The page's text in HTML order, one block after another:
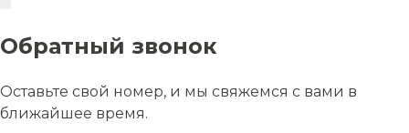
Обратный звонок
Оставьте свой номер, и мы свяжемся с вами в
ближайшее время.